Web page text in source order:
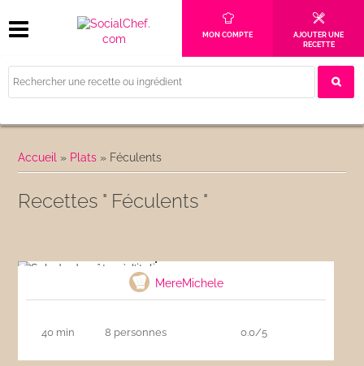
MON COMPTE
AJOUTER UNE
RECETTE
Accueil » Plats » Féculents
Recettes " Féculents "
MereMichele
40 min 8 personnes 0.0/5